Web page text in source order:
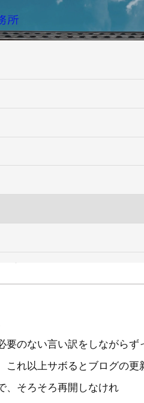
）引渡し
要のない言い訳をしながらず
これ以上サボるとブログの更
、そろそろ再開しなけれ